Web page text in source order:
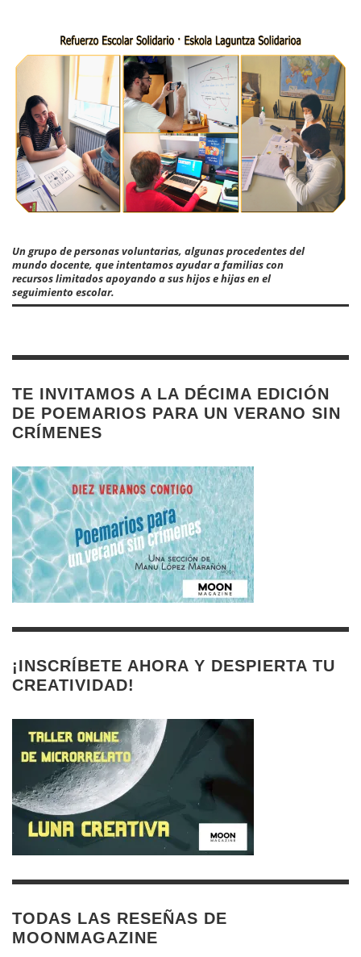
Un grupo de personas voluntarias, algunas procedentes del
mundo docente, que intentamos ayudar a familias con
recursos limitados apoyando a sus hijos e hijas en el
seguimiento escolar.
TE INVITAMOS A LA DÉCIMA EDICIÓN
DE POEMARIOS PARA UN VERANO SIN
CRÍMENES
¡INSCRÍBETE AHORA Y DESPIERTA TU
CREATIVIDAD!
TODAS LAS RESEÑAS DE
MOONMAGAZINE